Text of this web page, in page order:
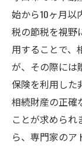
守口
地域
守口
トの
地域
納得のい
ロセス解説
始から10ヶ月以
税の節税を視野
用することで、
が、その際には
保険を利用した
相続財産の正確
ことが求められ
ら、専門家のア